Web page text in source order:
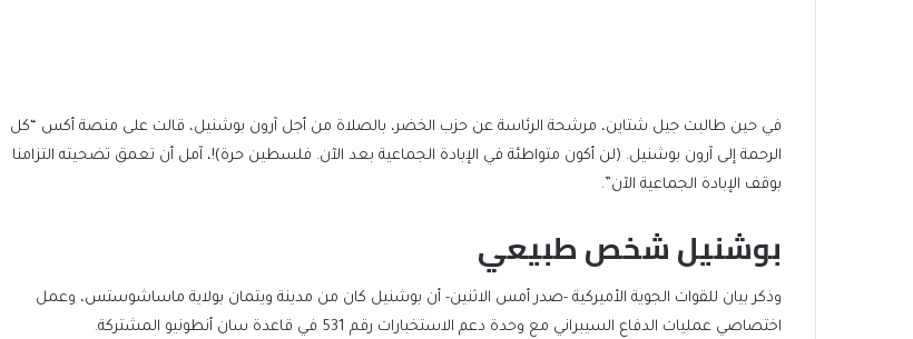
في حين طالبت جيل شتاين، مرشحة الرئاسة عن حزب الخضر، بالصلاة من أجل آرون بوشنيل، قالت على منصة أكس “كل
الرحمة إلى آرون بوشنيل. (لن أكون متواطئة في الإبادة الجماعية بعد الآن. فلسطين حرة)!، آمل أن تعمق تضحيته التزامنا
بوقف الإبادة الجماعية الآن”.
بوشنيل شخص طبيعي
وذكر بيان للقوات الجوية الأميركية -صدر أمس الاثنين- أن بوشنيل كان من مدينة ويتمان بولاية ماساشوستس، وعمل
اختصاصي عمليات الدفاع السيبراني مع وحدة دعم الاستخبارات رقم 531 في قاعدة سان أنطونيو المشتركة.